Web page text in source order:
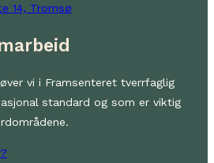
14, Tromsø
vi i Framsenteret tverrfaglig
standard og som er viktig